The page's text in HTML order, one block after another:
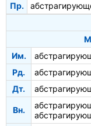
Пр.
Им.
Рд.
Дт.
Вн.